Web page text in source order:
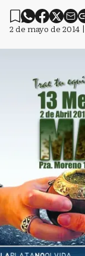
2 de mayo de 2014